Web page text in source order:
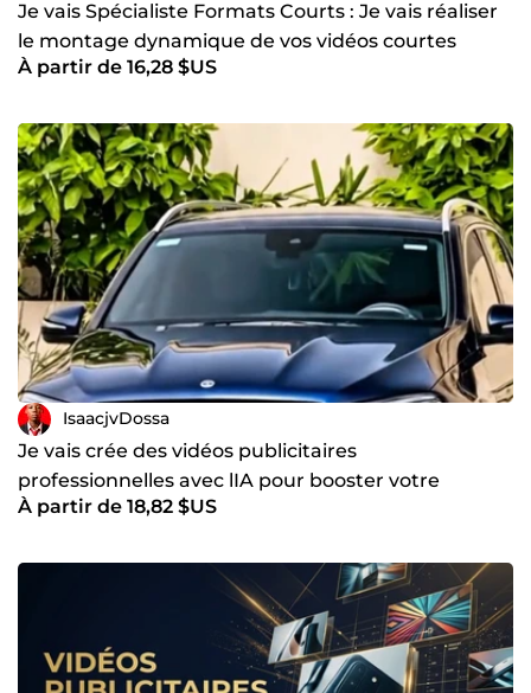
Je vais Spécialiste Formats Courts : Je vais réaliser
le montage dynamique de vos vidéos courtes
TIKTOK
À partir de 16,28 $US
IsaacjvDossa
Je vais crée des vidéos publicitaires
professionnelles avec lIA pour booster votre
business et vos
À partir de 18,82 $US